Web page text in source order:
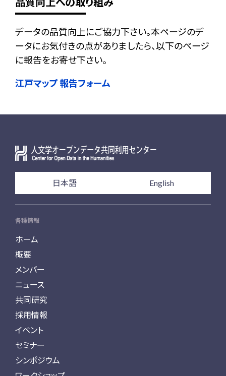
データの品質向上にご協力下さい。本ページのデ
ータにお気付きの点がありましたら、以下のページ
に報告をお寄せ下さい。
江戸マップ 報告フォーム
日本語 English
各種情報
ホーム
概要
メンバー
ニュース
共同研究
採用情報
イベント
セミナー
シンポジウム